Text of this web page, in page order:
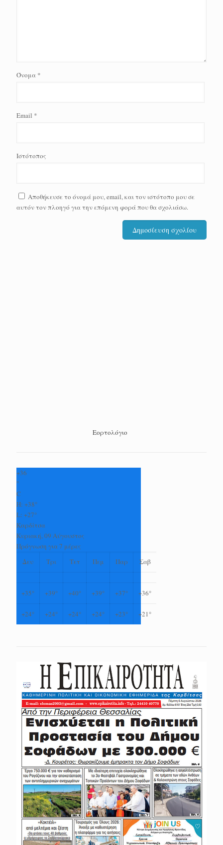
Όνομα *
Email *
Ιστότοπος
Αποθήκευσε το όνομά μου, email, και τον ιστότοπο μου σε
αυτόν τον πλοηγό για την επόμενη φορά που θα σχολιάσω.
Εορτολόγιο
+36
°
C
H: +38°
L: +27°
Καρδίτσα
Κυριακή, 09 Αύγουστος
Πρόγνωση για 7 μέρες
Δευ
Τρι Τετ Πεμ Παρ Σαβ
+35° +39° +40° +39° +37° +36°
+24° +24° +24° +24° +23° +21°